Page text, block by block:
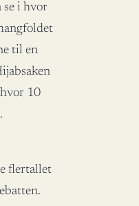
se i hvor
til en
10
flertallet